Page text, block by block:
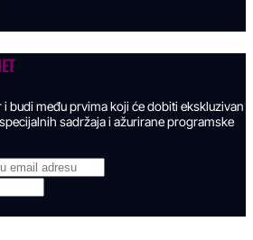
i budi među prvima koji će dobiti ekskluzivan
sadržaja i ažurirane programske